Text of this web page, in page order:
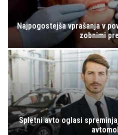
Najpogostejša vprašanja v
zobnimi
Spletni avto oglasi